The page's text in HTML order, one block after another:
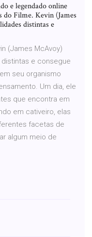
e legendado online
do Filme. Kevin (James
distintas e
(James McAvoy)
e consegue
seu organismo
Um dia, ele
que encontra em
em cativeiro, elas
facetas de
algum meio de